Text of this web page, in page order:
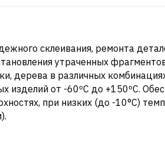
склеивания, ремонта
утраченных
дерева в различных
изделий от -60ºС до +150ºС.
при низких (до -10°С)